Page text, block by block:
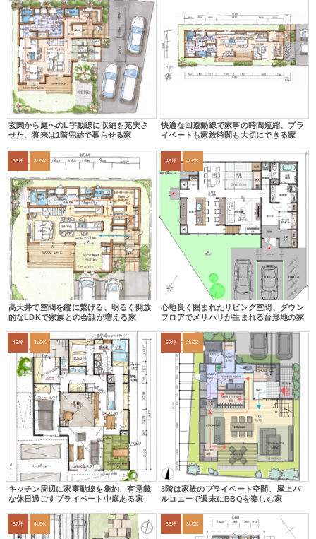
玄関から庭へのL字動線に収納を充実さ
せた、将来は1階完結で暮らせる家
快適な回遊動線で家事の時間短縮、プラ
イベートも家族時間も大切にできる家
33坪 3LDK
高天井で空間を縦に繋げる、明るく開放
的なLDKで家族との会話が増える家
49坪 4LDK
心地良く囲まれたリビング空間、ダウン
フロアでメリハリが生まれる台形地の家
42坪 3LDK
キッチン周辺に家事動線を集約、有意義
な休日過ごすプライベート中庭ある家
57坪 2LDK
3階は家族のプライベート空間、屋上バ
ルコニーで週末にBBQを楽しむ家
37坪 4LDK 35坪 3LDK